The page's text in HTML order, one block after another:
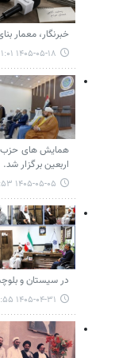
خبرنگار، معمار
۱۴۰۵-۰۵-۱۸ ۱۱:۰۱
همایش های حزب
اربعین برگزار شد.
۱۴۰۵-۰۵-۰۵ ۱۷:۵۳
در سیستان و
۱۴۰۵-۰۴-۳۱ ۱۴:۵۵